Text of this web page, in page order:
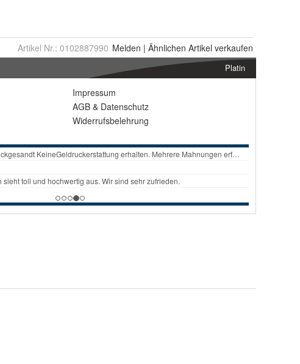
Artikel Nr.: 0102887990 Melden | Ähnlichen Artikel verkaufen
Platin
Impressum
AGB & Datenschutz
Widerrufsbelehrung